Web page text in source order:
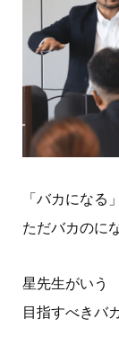
「バカになる
ただバカのに
星先生がいう
目指すべきバ